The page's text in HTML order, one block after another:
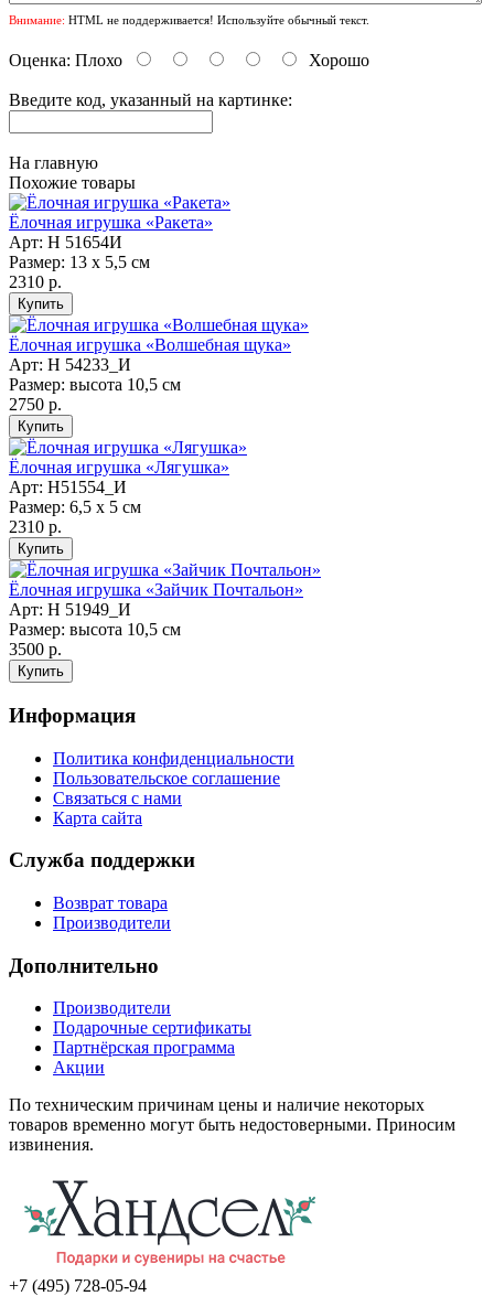
Внимание: HTML не поддерживается! Используйте обычный текст.
Оценка: Плохо Хорошо
Введите код, указанный на картинке:
На главную
Похожие товары
Ёлочная игрушка «Ракета»
Арт: Н 51654И
Размер: 13 х 5,5 см
2310 р.
Ёлочная игрушка «Волшебная щука»
Арт: Н 54233_И
Размер: высота 10,5 см
2750 р.
Ёлочная игрушка «Лягушка»
Арт: Н51554_И
Размер: 6,5 х 5 см
2310 р.
Ёлочная игрушка «Зайчик Почтальон»
Арт: Н 51949_И
Размер: высота 10,5 см
3500 р.
Информация
Политика конфиденциальности
Пользовательское соглашение
Связаться с нами
Карта сайта
Служба поддержки
Возврат товара
Производители
Дополнительно
Производители
Подарочные сертификаты
Партнёрская программа
Акции
По техническим причинам цены и наличие некоторых
товаров временно могут быть недостоверными. Приносим
извинения.
+7 (495) 728-05-94